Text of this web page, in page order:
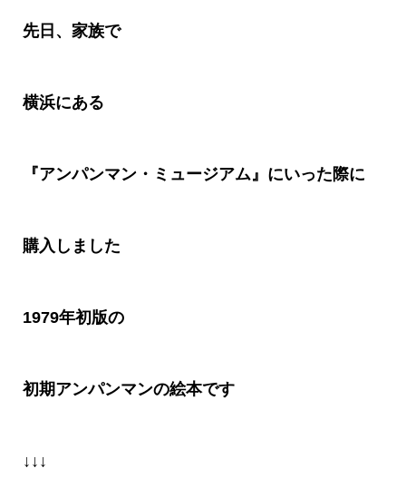
先日、家族で
横浜にある
『アンパンマン・ミュージアム』にいった際に
購入しました
1979年初版の
初期アンパンマンの絵本です
↓↓↓